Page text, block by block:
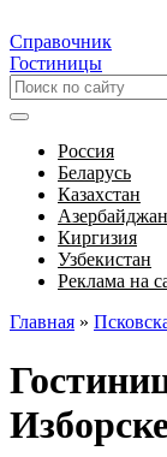
Справочник
Гостиницы
Россия
Беларусь
Казахстан
Азербайджан
Киргизия
Узбекистан
Реклама на
Главная »